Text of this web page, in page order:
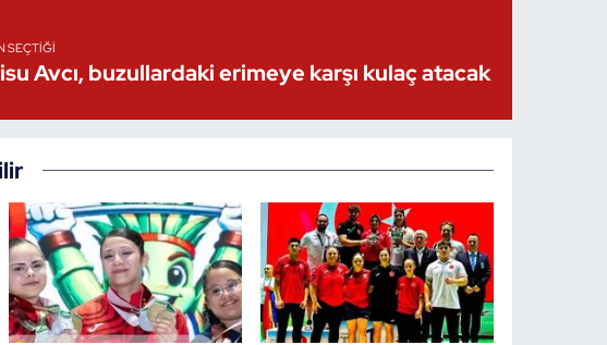
SEÇTIĞI
Avcı, buzullardaki erimeye karşı kulaç atacak